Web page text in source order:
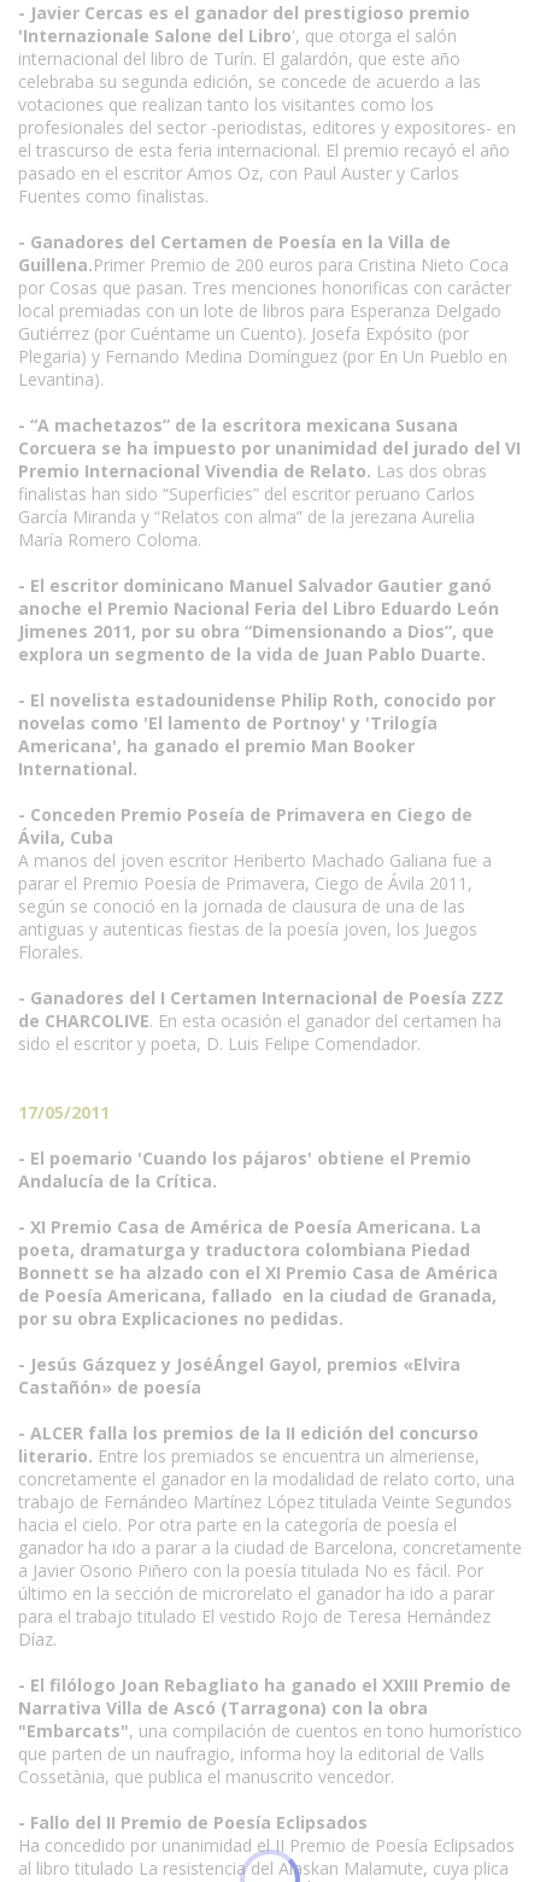
- Javier Cercas es el ganador del prestigioso premio
'Internazionale Salone del Libro', que otorga el salón
internacional del libro de Turín. El galardón, que este año
celebraba su segunda edición, se concede de acuerdo a las
votaciones que realizan tanto los visitantes como los
profesionales del sector -periodistas, editores y expositores- en
el trascurso de esta feria internacional. El premio recayó el año
pasado en el escritor Amos Oz, con Paul Auster y Carlos
Fuentes como finalistas.
- Ganadores del Certamen de Poesía en la Villa de
Guillena.Primer Premio de 200 euros para Cristina Nieto Coca
por Cosas que pasan. Tres menciones honorificas con carácter
local premiadas con un lote de libros para Esperanza Delgado
Gutiérrez (por Cuéntame un Cuento). Josefa Expósito (por
Plegaria) y Fernando Medina Domínguez (por En Un Pueblo en
Levantina).
- “A machetazos” de la escritora mexicana Susana
Corcuera se ha impuesto por unanimidad del jurado del VI
Premio Internacional Vivendia de Relato. Las dos obras
finalistas han sido “Superficies” del escritor peruano Carlos
García Miranda y “Relatos con alma” de la jerezana Aurelia
María Romero Coloma.
- El escritor dominicano Manuel Salvador Gautier ganó
anoche el Premio Nacional Feria del Libro Eduardo León
Jimenes 2011, por su obra “Dimensionando a Dios”, que
explora un segmento de la vida de Juan Pablo Duarte.
- El novelista estadounidense Philip Roth, conocido por
novelas como 'El lamento de Portnoy' y 'Trilogía
Americana', ha ganado el premio Man Booker
International.
- Conceden Premio Poseía de Primavera en Ciego de
Ávila, Cuba
A manos del joven escritor Heriberto Machado Galiana fue a
parar el Premio Poesía de Primavera, Ciego de Ávila 2011,
según se conoció en la jornada de clausura de una de las
antiguas y autenticas fiestas de la poesía joven, los Juegos
Florales.
- Ganadores del I Certamen Internacional de Poesía ZZZ
de CHARCOLIVE. En esta ocasión el ganador del certamen ha
sido el escritor y poeta, D. Luis Felipe Comendador.
17/05/2011
- El poemario 'Cuando los pájaros' obtiene el Premio
Andalucía de la Crítica.
- XI Premio Casa de América de Poesía Americana. La
poeta, dramaturga y traductora colombiana Piedad
Bonnett se ha alzado con el XI Premio Casa de América
de Poesía Americana, fallado en la ciudad de Granada,
por su obra Explicaciones no pedidas.
- Jesús Gázquez y JoséÁngel Gayol, premios «Elvira
Castañón» de poesía
- ALCER falla los premios de la II edición del concurso
literario. Entre los premiados se encuentra un almeriense,
concretamente el ganador en la modalidad de relato corto, una
trabajo de Fernándeo Martínez López titulada Veinte Segundos
hacia el cielo. Por otra parte en la categoría de poesía el
ganador ha ido a parar a la ciudad de Barcelona, concretamente
a Javier Osorio Piñero con la poesía titulada No es fácil. Por
último en la sección de microrelato el ganador ha ido a parar
para el trabajo titulado El vestido Rojo de Teresa Hernández
Díaz.
- El filólogo Joan Rebagliato ha ganado el XXIII Premio de
Narrativa Villa de Ascó (Tarragona) con la obra
"Embarcats", una compilación de cuentos en tono humorístico
que parten de un naufragio, informa hoy la editorial de Valls
Cossetània, que publica el manuscrito vencedor.
- Fallo del II Premio de Poesía Eclipsados
Ha concedido por unanimidad el II Premio de Poesía Eclipsados
al libro titulado La resistencia del Alaskan Malamute, cuya plica